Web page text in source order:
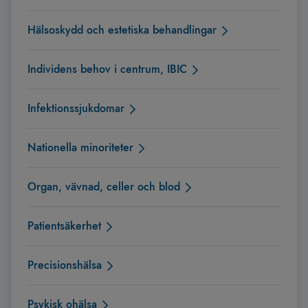
Hälsoskydd och estetiska behandlingar
Individens behov i centrum, IBIC
Infektionssjukdomar
Nationella minoriteter
Organ, vävnad, celler och blod
Patientsäkerhet
Precisionshälsa
Psykisk ohälsa